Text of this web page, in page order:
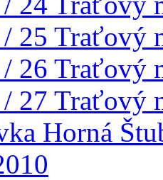
25 Traťový
26 Traťový
27 Traťový
Horná